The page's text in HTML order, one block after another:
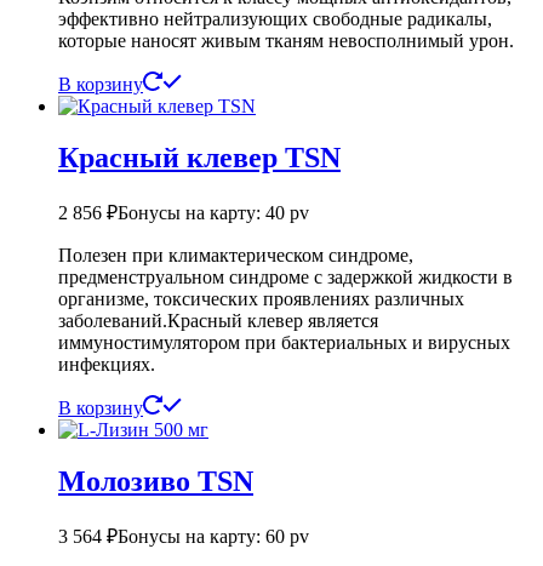
эффективно нейтрализующих свободные радикалы,
которые наносят живым тканям невосполнимый урон.
В корзину
Красный клевер ТSN
2 856 ₽Бонусы на карту: 40 pv
Полезен при климактерическом синдроме,
предменструальном синдроме с задержкой жидкости в
организме, токсических проявлениях различных
заболеваний.Красный клевер является
иммуностимулятором при бактериальных и вирусных
инфекциях.
В корзину
Молозиво TSN
3 564 ₽Бонусы на карту: 60 pv